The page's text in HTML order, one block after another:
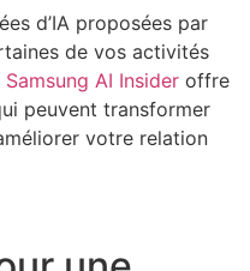
d’IA proposées par
de vos activités
Samsung AI Insider offre
peuvent transformer
votre relation